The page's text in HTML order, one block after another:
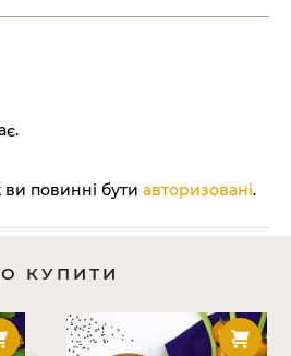
повинні бути авторизовані.
КУПИТИ